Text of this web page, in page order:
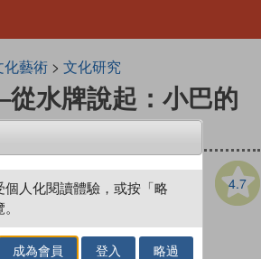
化藝術> 文化研究
水牌說起：小巴的
4.7
個人化閱讀體驗，或按「略
成為會員 登入 略過